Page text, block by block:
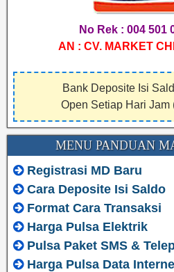
No Rek : 004 501
AN : CV. MARKET
Bank Deposite Isi
Open Setiap Hari Jam
MENU PANDUAN
Registrasi MD Baru
Cara Deposite Isi Saldo
Format Cara Transaksi
Harga Pulsa Elektrik
Pulsa Paket SMS &
Harga Pulsa Data